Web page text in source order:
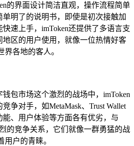
的界面设计简洁直观，操作流程简单
明了的说明书，即使是初次接触加
速上手，imToken还提供了多语言支
地区的用户使用，就像一位热情好客
界各地的客人。
钱包市场这个激烈的战场中，imToken
争对手，如MetaMask、Trust Wallet
能、用户体验等方面各有优劣，与
的竞争关系，它们就像一群勇猛的战
用户的青睐。